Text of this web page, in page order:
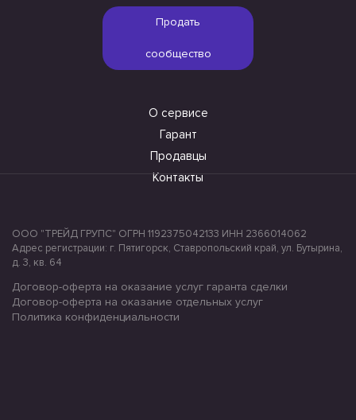
Продать
сообщество
О сервисе
Гарант
Продавцы
Контакты
ООО "ТРЕЙД ГРУПС" ОГРН 1192375042133 ИНН 2366014062
Адрес регистрации: г. Пятигорск, Ставропольский край, ул. Бутырина,
д. 3, кв. 64
Договор-оферта на оказание услуг гаранта сделки
Договор-оферта на оказание отдельных услуг
Политика конфиденциальности